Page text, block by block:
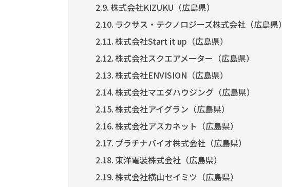
株式会社KIZUKU（広島県）
ラクサス・テクノロジーズ株式会社（広島県）
株式会社Start it up（広島県）
株式会社スクエアメーター（広島県）
株式会社ENVISION（広島県）
株式会社マエダハウジング（広島県）
株式会社アイグラン（広島県）
株式会社アスカネット（広島県）
プラチナバイオ株式会社（広島県）
東洋電装株式会社（広島県）
株式会社横山セイミツ（広島県）